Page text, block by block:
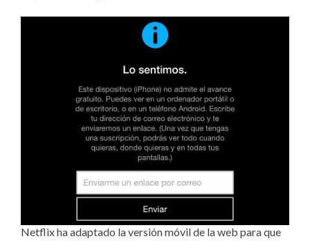
Netflix ha adaptado la versión móvil de la web para que